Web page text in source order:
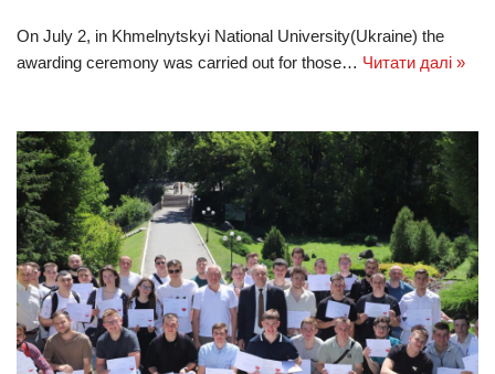
On July 2, in Khmelnytskyi National University(Ukraine) the
awarding ceremony was carried out for those… Читати далі »